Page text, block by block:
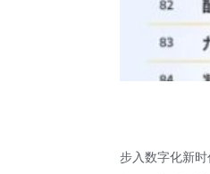
步入数字化新